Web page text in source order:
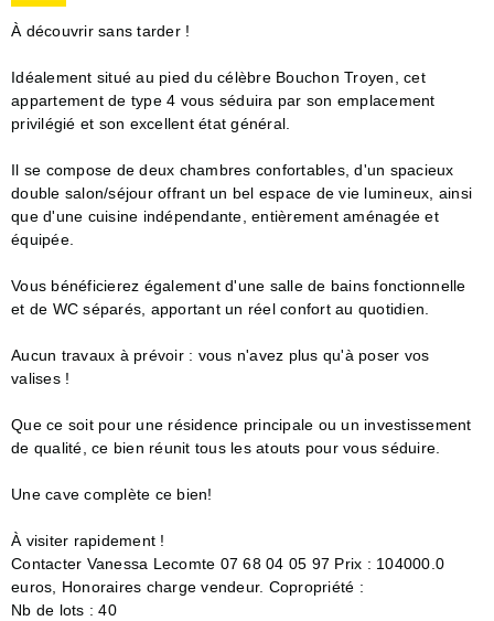
À découvrir sans tarder !
Idéalement situé au pied du célèbre Bouchon Troyen, cet
appartement de type 4 vous séduira par son emplacement
privilégié et son excellent état général.
Il se compose de deux chambres confortables, d'un spacieux
double salon/séjour offrant un bel espace de vie lumineux, ainsi
que d'une cuisine indépendante, entièrement aménagée et
équipée.
Vous bénéficierez également d'une salle de bains fonctionnelle
et de WC séparés, apportant un réel confort au quotidien.
Aucun travaux à prévoir : vous n'avez plus qu'à poser vos
valises !
Que ce soit pour une résidence principale ou un investissement
de qualité, ce bien réunit tous les atouts pour vous séduire.
Une cave complète ce bien!
À visiter rapidement !
Contacter Vanessa Lecomte 07 68 04 05 97 Prix : 104000.0
euros, Honoraires charge vendeur. Copropriété :
Nb de lots : 40